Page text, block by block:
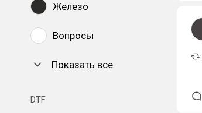
Железо
Вопросы
Показать все
DTF